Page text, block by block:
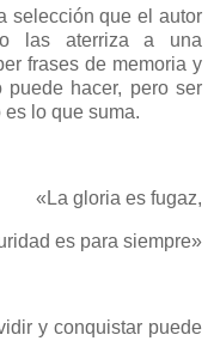
selección que el autor
las aterriza a una
frases de memoria y
puede hacer, pero ser
lo que suma.
«La gloria es fugaz,
es para siempre»
y conquistar puede